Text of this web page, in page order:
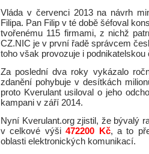
Vláda v červenci 2013 na návrh
Filipa. Pan Filip v té době šéfoval
tvořenému 115 firmami, z nichž
CZ.NIC je v první řadě správcem
toho však provozuje i podnikatelskou
Za poslední dva roky vykázalo
zdanění pohybuje v desítkách
proto Kverulant usiloval o jeho
kampani v září 2014.
Nyní Kverulant.org zjistil, že bývalý
v celkové výši472200 Kč, a to
oblasti elektronických komunikací.